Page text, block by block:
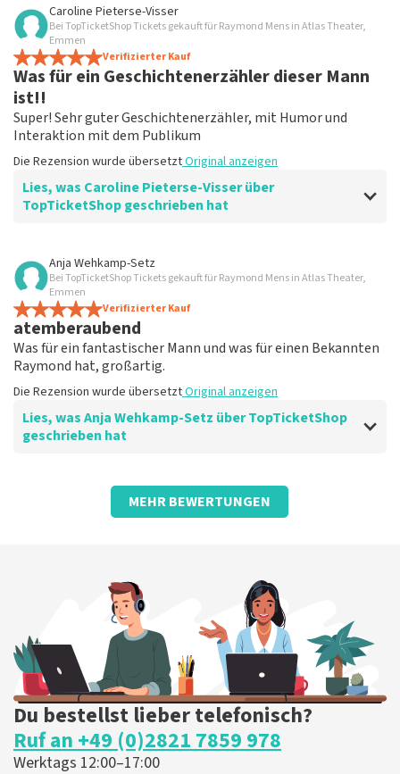
Gipfeltreffen
Sehr gut
Die Rezension wurde übersetzt Original anzeigen
Caroline Pieterse-Visser
Bei TopTicketShop Tickets gekauft für Raymond Mens in Atlas Theater,
Emmen
Verifizierter Kauf
Was für ein Geschichtenerzähler dieser Mann
ist!!
Super! Sehr guter Geschichtenerzähler, mit Humor und
Interaktion mit dem Publikum
Die Rezension wurde übersetztOriginal anzeigen
Lies, was Caroline Pieterse-Visser über
TopTicketShop geschrieben hat
Bewertung von Caroline Pieterse-Visser über
Willst du einen schönen Abend? Schauen
Sie sich TopTicketShop an
Die Rezension wurde übersetzt
Anja Wehkamp-Setz
Bei TopTicketShop Tickets gekauft für Raymond Mens in Atlas Theater,
Emmen
Verifizierter Kauf
atemberaubend
Was für ein fantastischer Mann und was für einen Bekannten
Raymond hat, großartig.
Die Rezension wurde übersetztOriginal anzeigen
Lies, was Anja Wehkamp-Setz über TopTicketShop
geschrieben hat
Bewertung von Anja Wehkamp-Setz überTopTicketShop
Super arrangiert
MEHR BEWERTUNGEN
Du bestellst lieber telefonisch?
Ruf an +49 (0)2821 7859 978
Werktags 12:00–17:00